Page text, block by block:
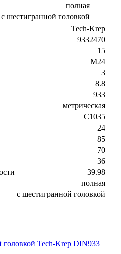
полная
с шестигранной головкой
Tech-Krep
9332470
15
М24
3
8.8
933
метрическая
C1035
24
85
70
36
39.98
полная
с шестигранной головкой